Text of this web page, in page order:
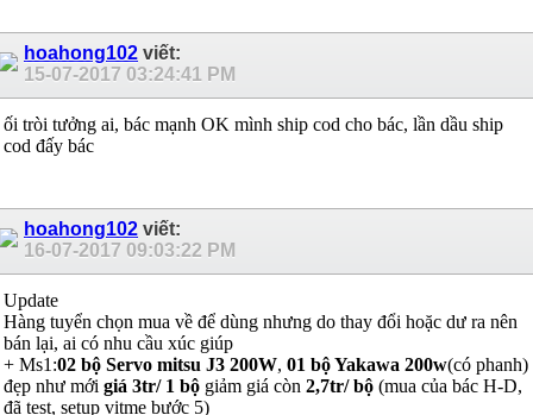
hoahong102 viết:
15-07-2017 03:24:41 PM
ối tròi tưởng ai, bác mạnh OK mình ship cod cho bác, lần dầu ship
cod đấy bác
hoahong102 viết:
16-07-2017 09:03:22 PM
Update
Hàng tuyển chọn mua về để dùng nhưng do thay đổi hoặc dư ra nên
bán lại, ai có nhu cầu xúc giúp
+ Ms1:02 bộ Servo mitsu J3 200W, 01 bộ Yakawa 200w(có phanh)
đẹp như mới giá 3tr/ 1 bộ giảm giá còn 2,7tr/ bộ (mua của bác H-D,
đã test, setup vitme bước 5)